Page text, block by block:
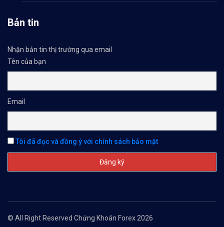
Bản tin
Nhận bản tin thị trường qua email
Tên của bạn
Email
Tôi đã đọc và đồng ý với chính sách bảo mật
© All Right Reserved Chứng Khoán Forex 2026